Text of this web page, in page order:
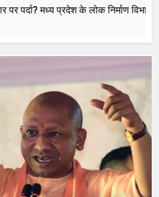
मध्य प्रदेश के लोक निर्माण विभाग पर उठे